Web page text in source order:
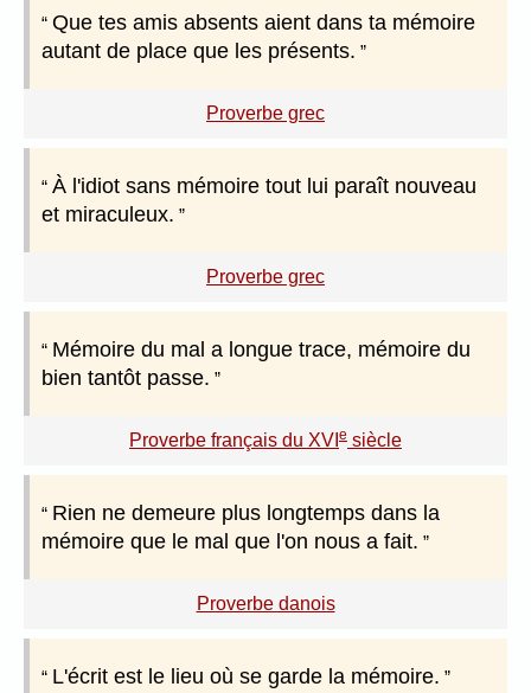
Que tes amis absents aient dans ta mémoire
autant de place que les présents.
Proverbe grec
À l'idiot sans mémoire tout lui paraît nouveau
et miraculeux.
Proverbe grec
Mémoire du mal a longue trace, mémoire du
bien tantôt passe.
Proverbe français du XVI e siècle
Rien ne demeure plus longtemps dans la
mémoire que le mal que l'on nous a fait.
Proverbe danois
L'écrit est le lieu où se garde la mémoire.